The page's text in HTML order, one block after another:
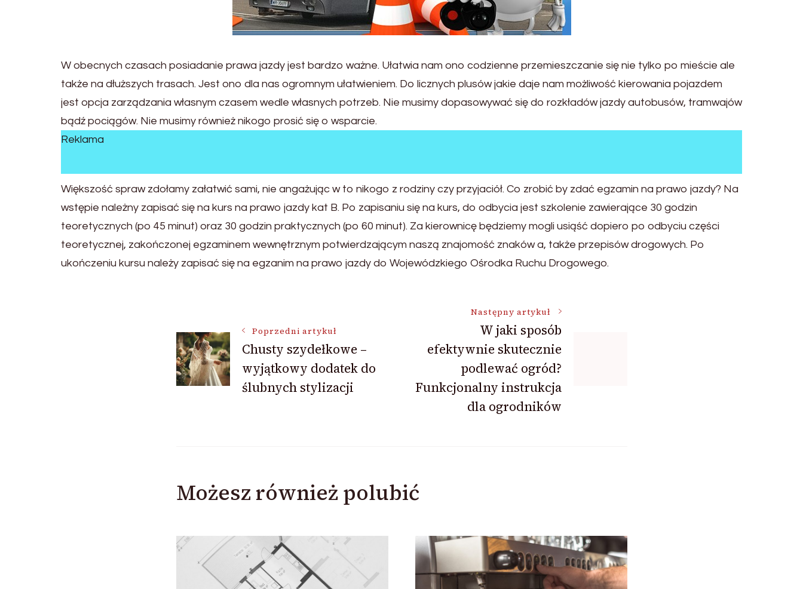
W obecnych czasach posiadanie prawa jazdy jest bardzo ważne. Ułatwia nam ono codzienne przemieszczanie się nie tylko po mieście ale
także na dłuższych trasach. Jest ono dla nas ogromnym ułatwieniem. Do licznych plusów jakie daje nam możliwość kierowania pojazdem
jest opcja zarządzania własnym czasem wedle własnych potrzeb. Nie musimy dopasowywać się do rozkładów jazdy autobusów, tramwajów
bądź pociągów. Nie musimy również nikogo prosić się o wsparcie.
Reklama
Większość spraw zdołamy załatwić sami, nie angażując w to nikogo z rodziny czy przyjaciół. Co zrobić by zdać egzamin na prawo jazdy? Na
wstępie należny zapisać się na kurs na prawo jazdy kat B. Po zapisaniu się na kurs, do odbycia jest szkolenie zawierające 30 godzin
teoretycznych (po 45 minut) oraz 30 godzin praktycznych (po 60 minut). Za kierownicę będziemy mogli usiąść dopiero po odbyciu części
teoretycznej, zakończonej egzaminem wewnętrznym potwierdzającym naszą znajomość znaków a, także przepisów drogowych. Po
ukończeniu kursu należy zapisać się na egzanim na prawo jazdy do Wojewódzkiego Ośrodka Ruchu Drogowego.
Nawigacja
wpisu
Poprzedni artykuł
Chusty szydełkowe –
wyjątkowy dodatek do
ślubnych stylizacji
Następny artykuł
W jaki sposób
efektywnie skutecznie
podlewać ogród?
Funkcjonalny instrukcja
dla ogrodników
Możesz również polubić